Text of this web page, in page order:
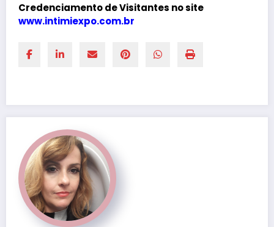
Credenciamento de Visitantes no site
www.intimiexpo.com.br